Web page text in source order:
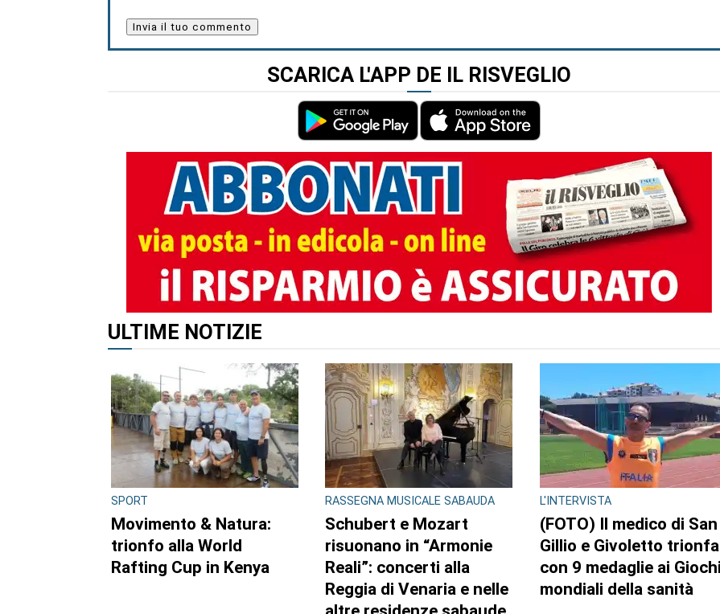
SCARICA L'APP DE IL RISVEGLIO
ALTRI ARTICOLI DI QUESTO AUTORE
CONSIGLIO REGIONALE
Ambiente e conti
pubblici al centro
CONSIGLIO REGIONALE
A Palazzo Lascaris la
mostra “Romano
Gazzera. Nel regno dei
EDITORIA E COOPERAZIONE
AGCI e FILE: un’alleanza
per tutelare i giornali
locali e no profit